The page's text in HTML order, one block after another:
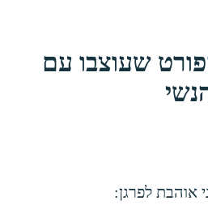
שעוצבו עם
אוהבת לפרגן: